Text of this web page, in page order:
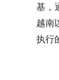
基，
越南
执行